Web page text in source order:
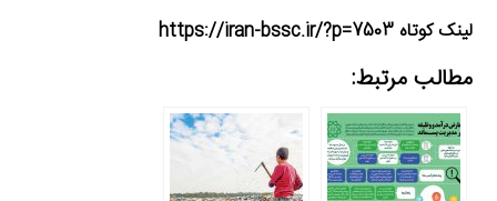
لینک کوتاه https://iran-bssc.ir/?p=7503
مطالب مرتبط: